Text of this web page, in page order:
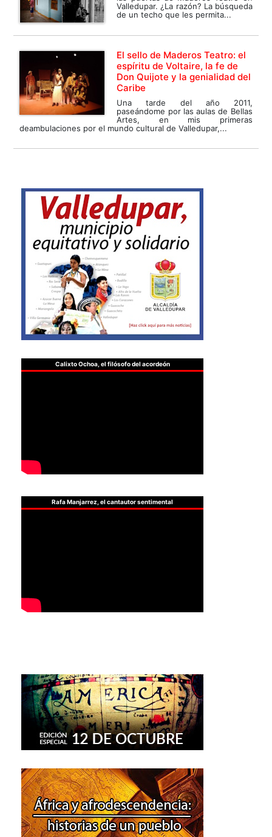
Valledupar. ¿La razón? La búsqueda
de un techo que les permita...
El sello de Maderos Teatro: el
espíritu de Voltaire, la fe de
Don Quijote y la genialidad del
Caribe
Una tarde del año 2011,
paseándome por las aulas de Bellas
Artes, en mis primeras
deambulaciones por el mundo cultural de Valledupar,...
Calixto Ochoa, el filósofo del acordeón
Rafa Manjarrez, el cantautor sentimental